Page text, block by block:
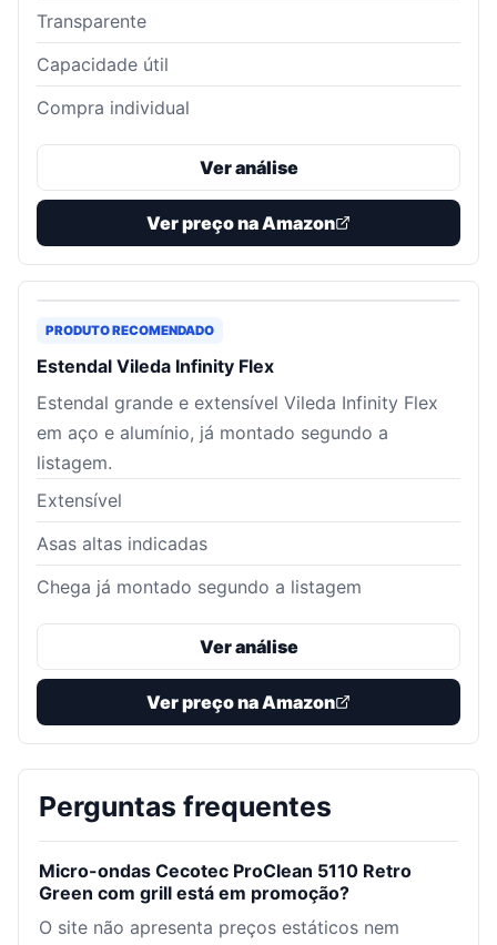
Transparente
Capacidade útil
Compra individual
Ver análise
Ver preço na Amazon
PRODUTO RECOMENDADO
Estendal Vileda Infinity Flex
Estendal grande e extensível Vileda Infinity Flex
em aço e alumínio, já montado segundo a
listagem.
Extensível
Asas altas indicadas
Chega já montado segundo a listagem
Ver análise
Ver preço na Amazon
Perguntas frequentes
Micro-ondas Cecotec ProClean 5110 Retro
Green com grill está em promoção?
O site não apresenta preços estáticos nem